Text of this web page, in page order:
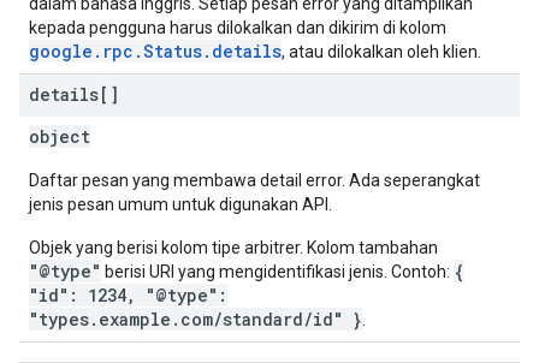
kepada pengguna harus dilokalkan dan dikirim di kolom
google.rpc.Status.details, atau dilokalkan oleh klien.
details[]
object
Daftar pesan yang membawa detail error. Ada seperangkat
jenis pesan umum untuk digunakan API.
Objek yang berisi kolom tipe arbitrer. Kolom tambahan
"@type" berisi URI yang mengidentifikasi jenis. Contoh: {
"id": 1234, "@type":
"types.example.com/standard/id" }